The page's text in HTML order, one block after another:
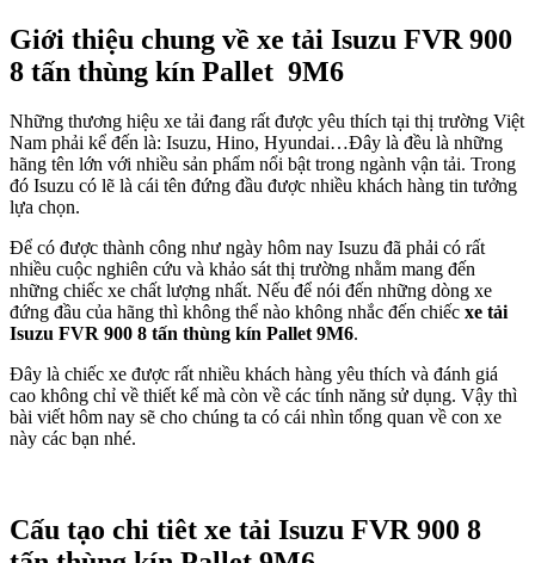
Giới thiệu chung về xe tải Isuzu FVR 900
8 tấn thùng kín Pallet 9M6
Những thương hiệu xe tải đang rất được yêu thích tại thị trường Việt
Nam phải kể đến là: Isuzu, Hino, Hyundai…Đây là đều là những
hãng tên lớn với nhiều sản phẩm nổi bật trong ngành vận tải. Trong
đó Isuzu có lẽ là cái tên đứng đầu được nhiều khách hàng tin tưởng
lựa chọn.
Để có được thành công như ngày hôm nay Isuzu đã phải có rất
nhiều cuộc nghiên cứu và khảo sát thị trường nhằm mang đến
những chiếc xe chất lượng nhất. Nếu để nói đến những dòng xe
đứng đầu của hãng thì không thể nào không nhắc đến chiếc xe tải
Isuzu FVR 900 8 tấn thùng kín Pallet 9M6.
Đây là chiếc xe được rất nhiều khách hàng yêu thích và đánh giá
cao không chỉ về thiết kế mà còn về các tính năng sử dụng. Vậy thì
bài viết hôm nay sẽ cho chúng ta có cái nhìn tổng quan về con xe
này các bạn nhé.
Cấu tạo chi tiêt xe tải Isuzu FVR 900 8